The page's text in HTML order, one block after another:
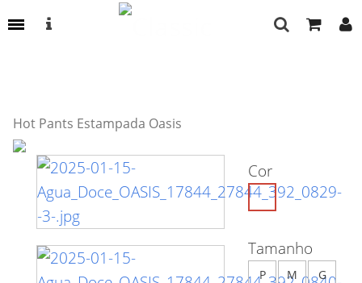
Hot Pants Estampada Oasis
Cor
Tamanho
P M
G